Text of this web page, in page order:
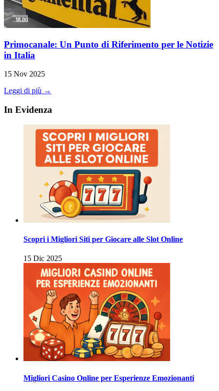
Primocanale: Un Punto di Riferimento per le Notizie
in Italia
15 Nov 2025
Leggi di più →
In Evidenza
Scopri i Migliori Siti per Giocare alle Slot Online
15 Dic 2025
Migliori Casino Online per Esperienze Emozionanti